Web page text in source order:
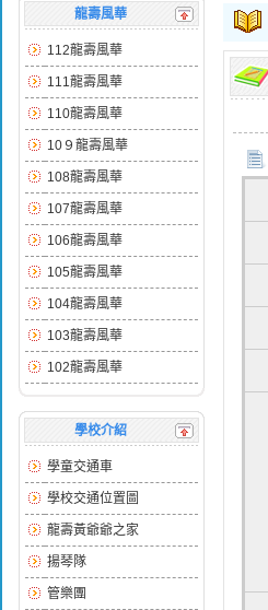
龍壽風華
112龍壽風華
111龍壽風華
110龍壽風華
10９龍壽風華
108龍壽風華
107龍壽風華
106龍壽風華
105龍壽風華
104龍壽風華
103龍壽風華
102龍壽風華
學校介紹
學童交通車
學校交通位置圖
龍壽黃爺爺之家
揚琴隊
管樂團